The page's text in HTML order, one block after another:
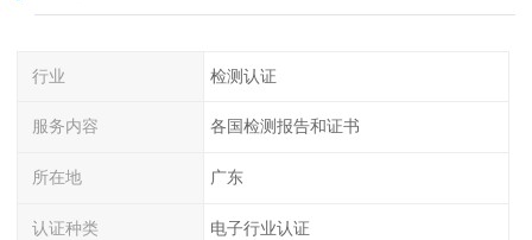
行业 检测认证
服务内容 各国检测报告和证书
所在地 广东
认证种类 电子行业认证